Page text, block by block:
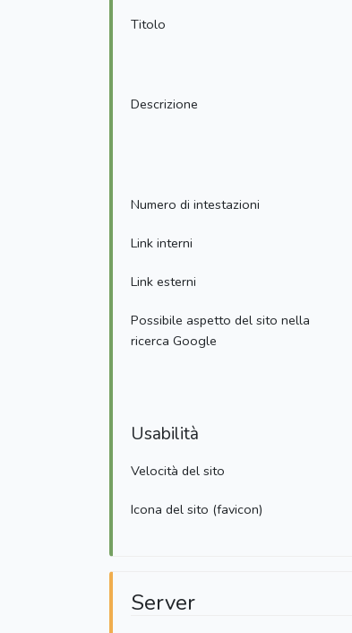
Titolo
Descrizione
Numero di intestazioni
Link interni
Link esterni
Possibile aspetto del sito nella
ricerca Google
Usabilità
Velocità del sito
Icona del sito (favicon)
Server